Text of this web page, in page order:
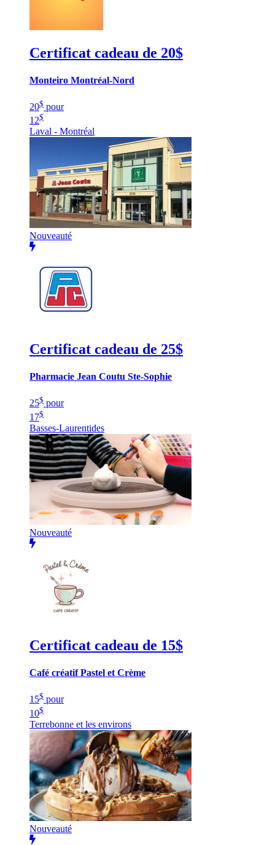
Certificat cadeau de 20$
Monteiro Montréal-Nord
20$ pour
12$
Laval - Montréal
Nouveauté
Certificat cadeau de 25$
Pharmacie Jean Coutu Ste-Sophie
25$ pour
17$
Basses-Laurentides
Nouveauté
Certificat cadeau de 15$
Café créatif Pastel et Crème
15$ pour
10$
Terrebonne et les environs
Nouveauté